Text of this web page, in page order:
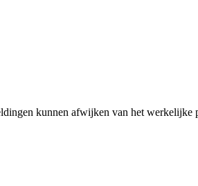
kunnen afwijken van het werkelijke